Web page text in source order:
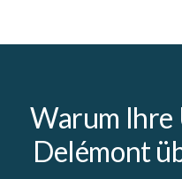
Warum Ihre
Delémont